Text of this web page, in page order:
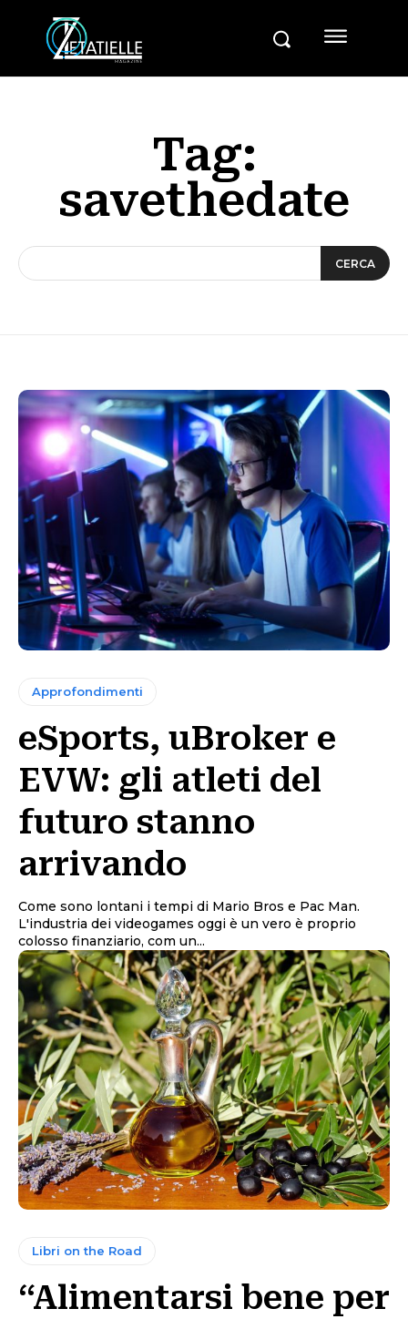
Tag:
savethedate
CERCA
Approfondimenti
eSports, uBroker e
EVW: gli atleti del
futuro stanno
arrivando
Come sono lontani i tempi di Mario Bros e Pac Man.
L'industria dei videogames oggi è un vero è proprio
colosso finanziario, com un...
Libri on the Road
“Alimentarsi bene per